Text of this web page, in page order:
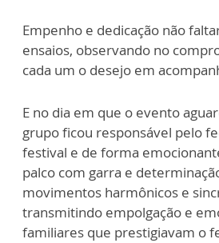
Empenho e dedicação não
ensaios, observando no
cada um o desejo em
E no dia em que o evento
grupo ficou responsável pelo
festival e de forma
palco com garra e
movimentos harmônicos e
transmitindo empolgação e
familiares que prestigiavam o